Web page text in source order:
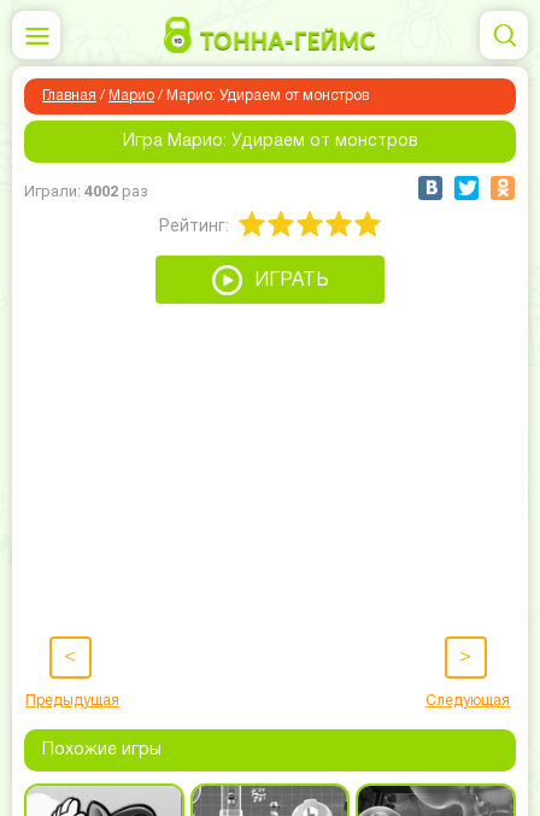
Главная / Марио / Марио: Удираем от монстров
Игра Марио: Удираем от монстров
Играли: 4002 раз
Рейтинг:
ИГРАТЬ
<
Предыдущая
>
Следующая
Похожие игры